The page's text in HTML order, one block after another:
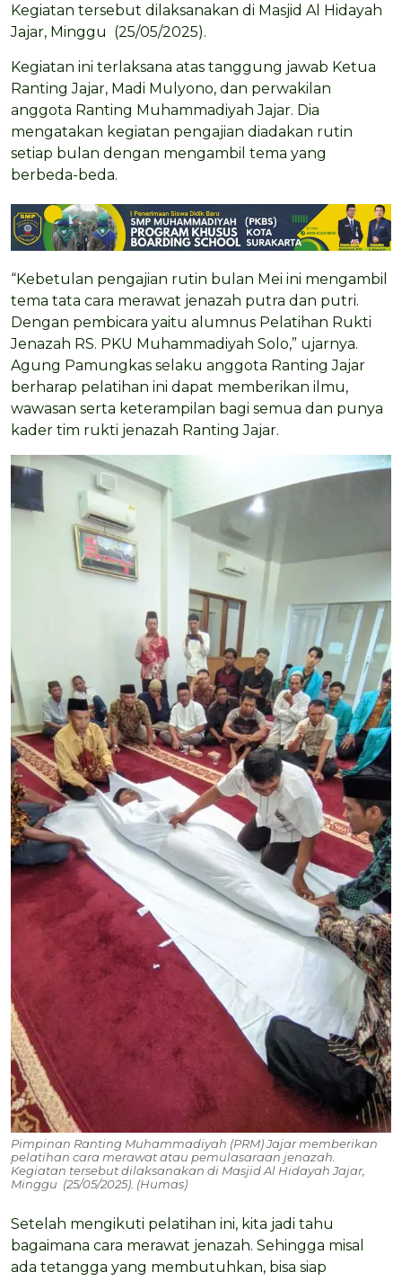
Kegiatan tersebut dilaksanakan di Masjid Al Hidayah
Jajar, Minggu (25/05/2025).
Kegiatan ini terlaksana atas tanggung jawab Ketua
Ranting Jajar, Madi Mulyono, dan perwakilan
anggota Ranting Muhammadiyah Jajar. Dia
mengatakan kegiatan pengajian diadakan rutin
setiap bulan dengan mengambil tema yang
berbeda-beda.
“Kebetulan pengajian rutin bulan Mei ini mengambil
tema tata cara merawat jenazah putra dan putri.
Dengan pembicara yaitu alumnus Pelatihan Rukti
Jenazah RS. PKU Muhammadiyah Solo,” ujarnya.
Agung Pamungkas selaku anggota Ranting Jajar
berharap pelatihan ini dapat memberikan ilmu,
wawasan serta keterampilan bagi semua dan punya
kader tim rukti jenazah Ranting Jajar.
Pimpinan Ranting Muhammadiyah (PRM) Jajar memberikan
pelatihan cara merawat atau pemulasaraan jenazah.
Kegiatan tersebut dilaksanakan di Masjid Al Hidayah Jajar,
Minggu (25/05/2025). (Humas)
Setelah mengikuti pelatihan ini, kita jadi tahu
bagaimana cara merawat jenazah. Sehingga misal
ada tetangga yang membutuhkan, bisa siap